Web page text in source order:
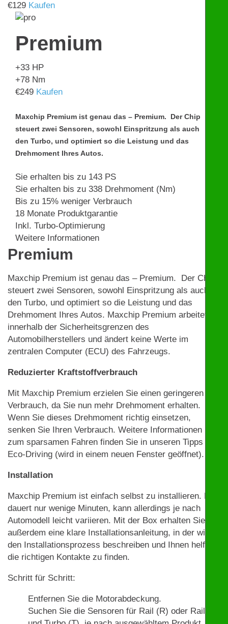
€129 Kaufen
Premium
+33 HP
+78 Nm
€249 Kaufen
Maxchip Premium ist genau das – Premium. Der Chip
steuert zwei Sensoren, sowohl Einspritzung als auch
den Turbo, und optimiert so die Leistung und das
Drehmoment Ihres Autos.
Sie erhalten bis zu 143 PS
Sie erhalten bis zu 338 Drehmoment (Nm)
Bis zu 15% weniger Verbrauch
18 Monate Produktgarantie
Inkl. Turbo-Optimierung
Weitere Informationen
Premium
Maxchip Premium ist genau das – Premium. Der Chip
steuert zwei Sensoren, sowohl Einspritzung als auch
den Turbo, und optimiert so die Leistung und das
Drehmoment Ihres Autos. Maxchip Premium arbeitet
innerhalb der Sicherheitsgrenzen des
Automobilherstellers und ändert keine Werte im
zentralen Computer (ECU) des Fahrzeugs.
Reduzierter Kraftstoffverbrauch
Mit Maxchip Premium erzielen Sie einen geringeren
Verbrauch, da Sie nun mehr Drehmoment erhalten.
Wenn Sie dieses Drehmoment richtig einsetzen,
senken Sie Ihren Verbrauch. Weitere Informationen
zum sparsamen Fahren finden Sie in unseren Tipps zu
Eco-Driving (wird in einem neuen Fenster geöffnet).
Installation
Maxchip Premium ist einfach selbst zu installieren. Das
dauert nur wenige Minuten, kann allerdings je nach
Automodell leicht variieren. Mit der Box erhalten Sie
außerdem eine klare Installationsanleitung, in der wir
den Installationsprozess beschreiben und Ihnen helfen,
die richtigen Kontakte zu finden.
Schritt für Schritt:
Entfernen Sie die Motorabdeckung.
Suchen Sie die Sensoren für Rail (R) oder Rail (R)